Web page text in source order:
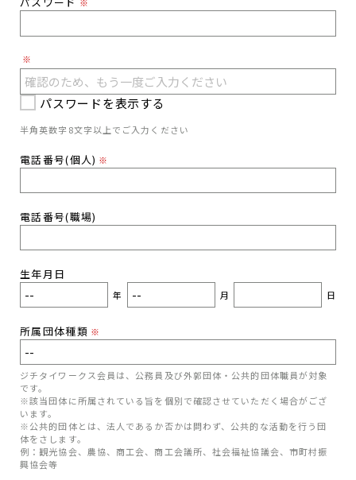
※
パスワードを表示する
半角英数字8文字以上でご入力ください
電話番号(個人) ※
電話番号(職場)
生年月日
年 月 日
所属団体種類 ※
ジチタイワークス会員は、公務員及び外郭団体・公共的団体職員が対象
です。
※該当団体に所属されている旨を個別で確認させていただく場合がござ
います。
※公共的団体とは、法人であるか否かは問わず、公共的な活動を行う団
体をさします。
例：観光協会、農協、商工会、商工会議所、社会福祉協議会、市町村振
興協会等